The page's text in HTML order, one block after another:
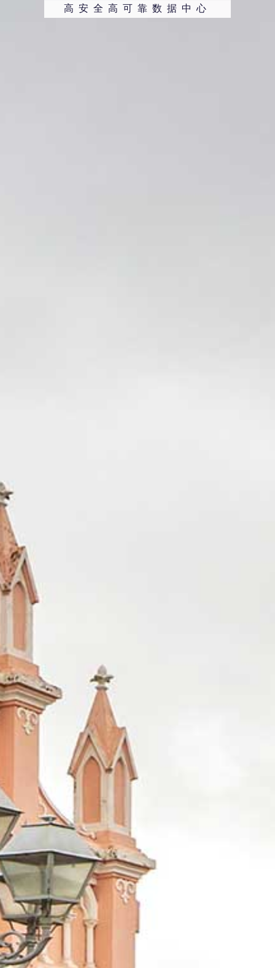
高安全高可靠数据中心